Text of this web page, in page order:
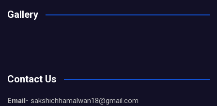
Gallery
Contact Us
Email- sakshichhamalwan18@gmail.com